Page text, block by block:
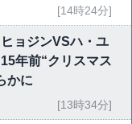
[14時24分]
ョジンVSハ・ユ
年前“クリスマス
かに
[13時34分]